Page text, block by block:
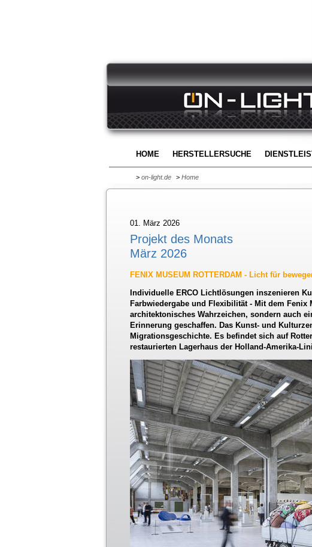
HOME HERSTELLERSUCHE
> on-light.de > Home
01. März 2026
Projekt des Monats
März 2026
FENIX MUSEUM ROTTERDAM - Licht für
Individuelle ERCO Lichtlösungen inszenieren
Farbwiedergabe und Flexibilität - Mit dem
architektonisches Wahrzeichen, sondern auch
Erinnerung geschaffen. Das Kunst- und
Migrationsgeschichte. Es befindet sich auf
restaurierten Lagerhaus der Holland-Amerika-